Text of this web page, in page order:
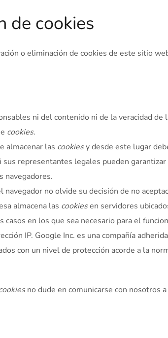
de cookies
o eliminación de cookies de este sitio
ni del contenido ni de la veracidad de
cookies.
almacenar las cookiesy desde este lugar
representantes legales pueden
navegadores.
navegador no olvide su decisión de no
almacena las cookiesen servidores
en los que sea necesario para el
IP. Google Inc. es una compañía
con un nivel de protección acorde a la
no dude en comunicarse con nosotros